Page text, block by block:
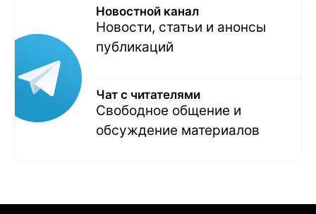
Новостной канал
Новости, статьи и анонсы
публикаций
Чат с читателями
Свободное общение и
обсуждение материалов